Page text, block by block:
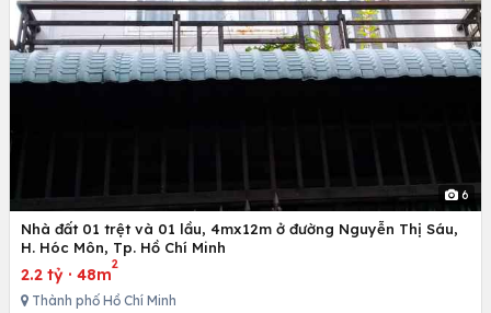
6
Nhà đất 01 trệt và 01 lầu, 4mx12m ở đường Nguyễn Thị Sáu,
H. Hóc Môn, Tp. Hồ Chí Minh
2.2 tỷ · 48m
2
Thành phố Hồ Chí Minh